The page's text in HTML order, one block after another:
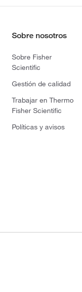
Sobre nosotros
Sobre Fisher
Scientific
Gestión de calidad
Trabajar en Thermo
Fisher Scientific
Políticas y avisos